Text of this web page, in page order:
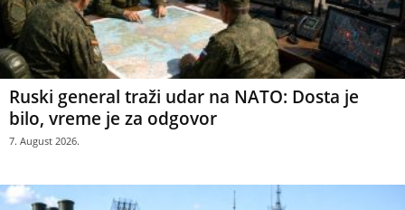
Ruski general traži udar na NATO: Dosta je
bilo, vreme je za odgovor
7. August 2026.